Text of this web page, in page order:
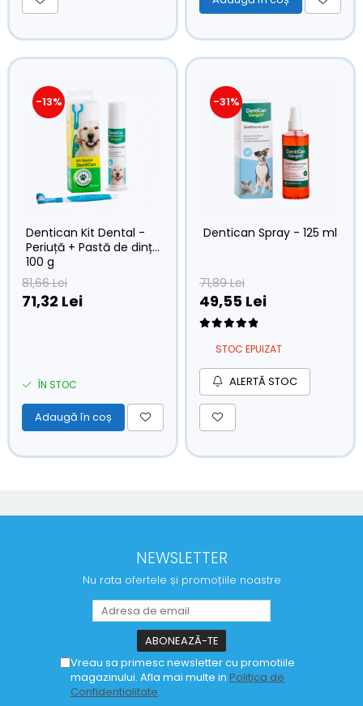
-13%
Dentican Kit Dental -
Periuță + Pastă de dinți
100 g
81,66 Lei
71,32 Lei
ÎN STOC
Adaugă în coș
-31%
Dentican Spray - 125 ml
71,89 Lei
49,55 Lei
STOC EPUIZAT
ALERTĂ STOC
NEWSLETTER
Nu rata ofertele și promoțiile noastre
Vreau sa primesc newsletter cu promotiile
magazinului. Afla mai multe in Politica de
Confidentialitate